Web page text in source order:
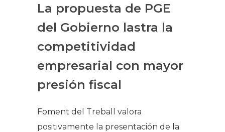
La propuesta de PGE
del Gobierno lastra la
competitividad
empresarial con mayor
presión fiscal
Foment del Treball valora
positivamente la presentación de la